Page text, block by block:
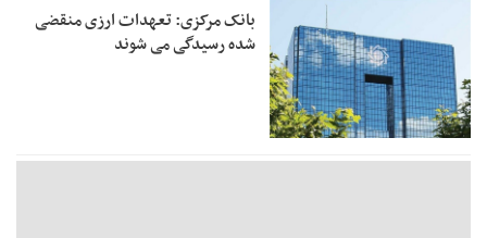
بانک مرکزی: تعهدات ارزی منقضی
شده رسیدگی می شوند